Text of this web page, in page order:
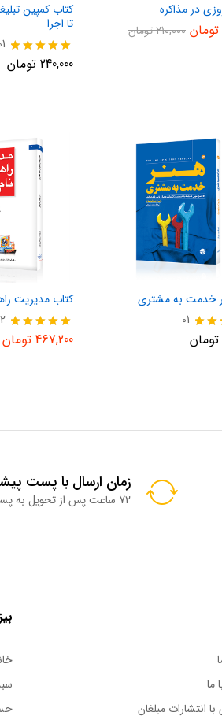
در مذاکره
تومان 210,000تومان
کتاب کمپین
تا اجرا
نمره
5.00
240,000 تومان
خدمت به مشتری
01
تومان
کتاب مدیریت
نمره
5.00
467,200 تومان
زمان ارسال با پست
72 ساعت پس از تحویل به پست
ما
انتشارات مبلغان